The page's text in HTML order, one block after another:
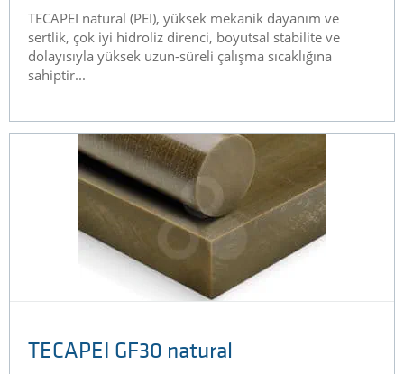
TECAPEI natural (PEI), yüksek mekanik dayanım ve
sertlik, çok iyi hidroliz direnci, boyutsal stabilite ve
dolayısıyla yüksek uzun-süreli çalışma sıcaklığına
sahiptir...
TECAPEI GF30 natural